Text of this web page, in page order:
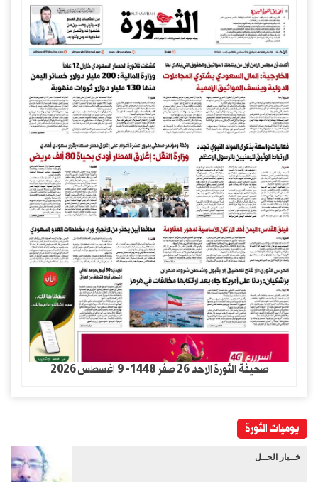
صحيفة الثورة الاحد 26 صفر 1448- 9 اغسطس 2026
يوميات الثورة
خــيار الحــل